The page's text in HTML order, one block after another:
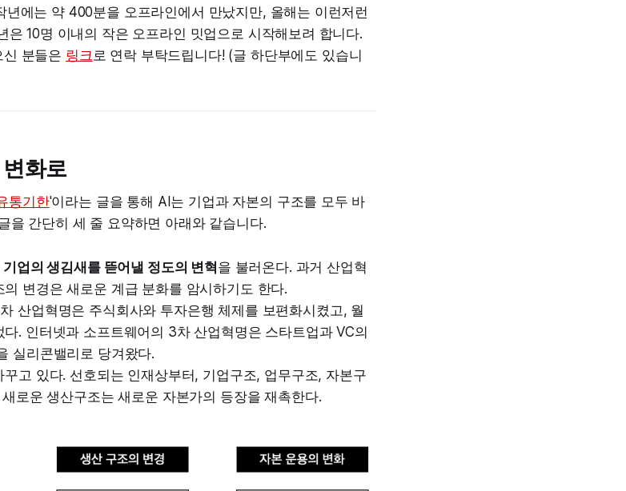
년에는 약 400분을 오프라인에서 만났지만, 올해는 이런저런
10명 이내의 작은 오프라인 밋업으로 시작해보려 합니다.
분들은 링크로 연락 부탁드립니다! (글 하단부에도 있습니
화로
통기한'이라는 글을 통해 AI는 기업과 자본의 구조를 모두 바
을 간단히 세 줄 요약하면 아래와 같습니다.
기업의 생김새를 뜯어낼 정도의 변혁 을 불러온다. 과거 산업혁
변경은 새로운 계급 분화를 암시하기도 한다.
산업혁명은 주식회사와 투자은행 체제를 보편화시켰고, 월
. 인터넷과 소프트웨어의 3차 산업혁명은 스타트업과 VC의
실리콘밸리로 당겨왔다.
고 있다. 선호되는 인재상부터, 기업구조, 업무구조, 자본구
로운 생산구조는 새로운 자본가의 등장을 재촉한다.